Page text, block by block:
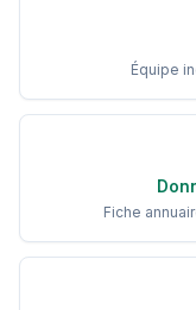
Équipe
Fiche